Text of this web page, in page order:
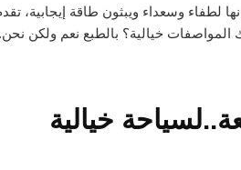
لطفاء وسعداء ويبثون طاقة إيجابية،
خيالية؟ بالطبع نعم ولكن